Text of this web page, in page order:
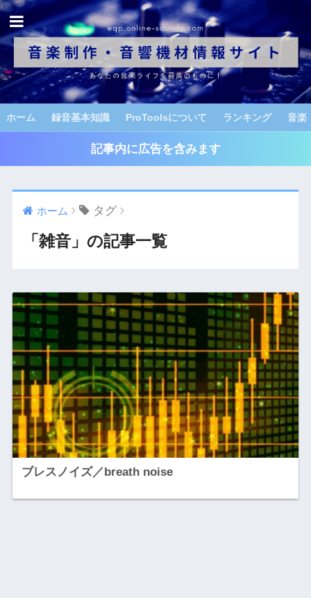
ホーム 録音基本知識 ProToolsについて ランキング 音楽
記事内に広告を含みます
ホーム タグ
「雑音」の記事一覧
ブレスノイズ／breath noise